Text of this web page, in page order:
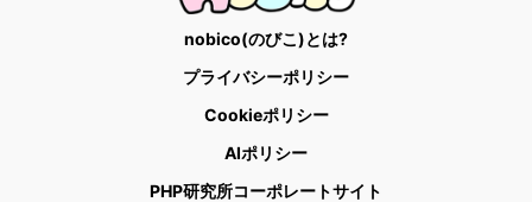
nobico(のびこ)とは?
プライバシーポリシー
Cookieポリシー
AIポリシー
PHP研究所コーポレートサイト